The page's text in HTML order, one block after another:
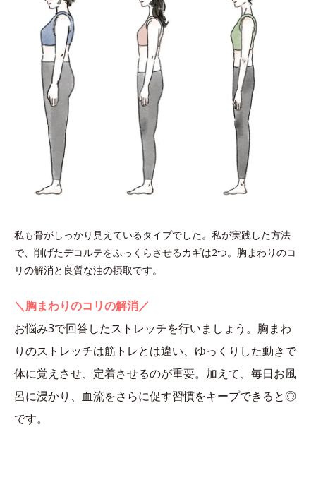
私も骨がしっかり見えているタイプでした。私が実践した方法
で、削げたデコルテをふっくらさせるカギは2つ。胸まわりのコ
リの解消と良質な油の摂取です。
＼胸まわりのコリの解消／
お悩み3で回答したストレッチを行いましょう。胸まわ
りのストレッチは筋トレとは違い、ゆっくりした動きで
体に覚えさせ、定着させるのが重要。加えて、毎日お風
呂に浸かり、血流をさらに促す習慣をキープできると◎
です。